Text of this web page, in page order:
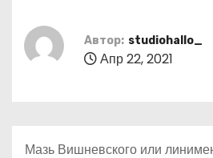
Автор: studiohallo_
Апр 22, 2021
Мазь Вишневского или